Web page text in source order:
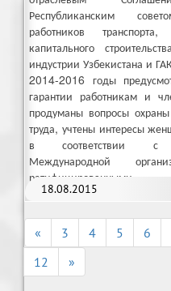
18.08.2015
Республиканским
работников
капитального
индустрии Узбекистана и
2014-2016 годы
гарантии работникам и
продуманы вопросы
труда, учтены интересы
в соответствии с
Международной
ратифицированными
Узбекистан.
« 3 4 5 6
12
»